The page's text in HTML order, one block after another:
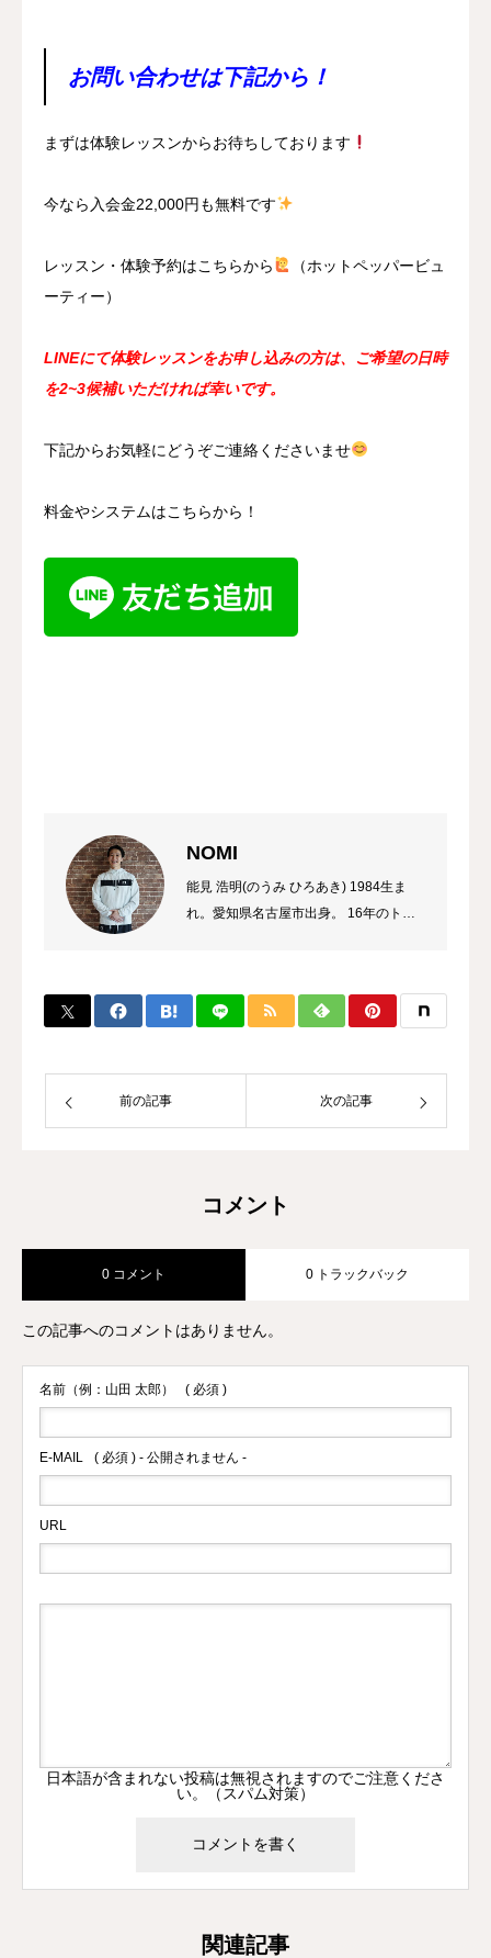
お問い合わせは下記から！
まずは体験レッスンからお待ちしております
今なら入会金22,000円も無料です
レッスン・体験予約はこちらから
（ホットペッパービュ
ーティー）
LINEにて体験レッスンをお申し込みの方は、ご希望の日時
を2~3候補いただければ幸いです。
下記からお気軽にどうぞご連絡くださいませ
料金やシステムはこちらから！
NOMI
能見 浩明(のうみ ひろあき) 1984生ま
れ。愛知県名古屋市出身。 16年のトレ
のプロ選手の試合経験などから初心者か
ら選手まで、高い指導力に定評があり、
キックボクシング界初のコンサルタント
として、ジム運営やトレーナー育成にも
力を入れている。
前の記事 次の記事
コメント
0 コメント 0 トラックバック
この記事へのコメントはありません。
名前（例：山田 太郎） ( 必須 )
E-MAIL ( 必須 ) - 公開されません -
URL
日本語が含まれない投稿は無視されますのでご注意くださ
い。（スパム対策）
関連記事